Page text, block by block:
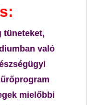
tüneteket,
való
mielőbbi